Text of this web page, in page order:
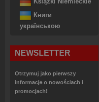
Książki Niemieckie
Книги
українською
NEWSLETTER
Otrzymuj jako pierwszy
informacje o nowościach i
promocjach!